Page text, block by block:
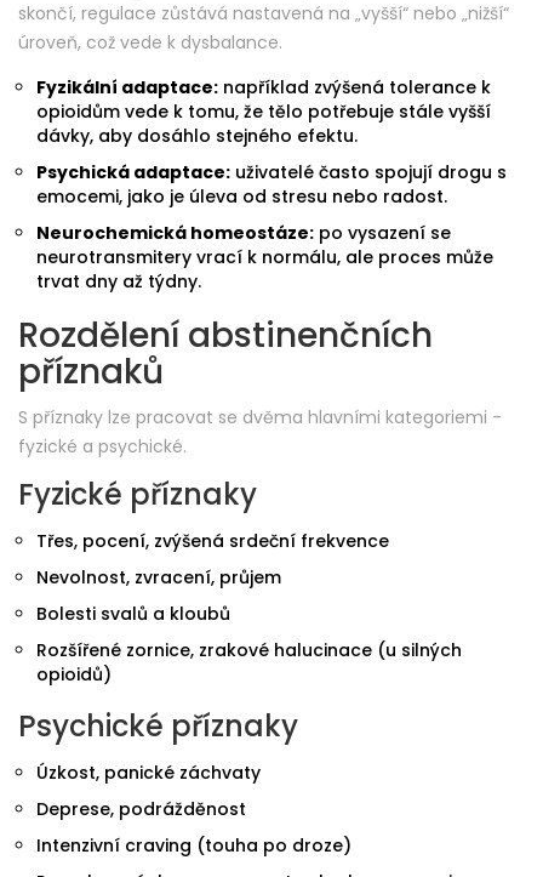
skončí, regulace zůstává nastavená na „vyšší“ nebo „nižší“
úroveň, což vede k dysbalance.
Fyzikální adaptace: například zvýšená tolerance k
opioidům vede k tomu, že tělo potřebuje stále vyšší
dávky, aby dosáhlo stejného efektu.
Psychická adaptace: uživatelé často spojují drogu s
emocemi, jako je úleva od stresu nebo radost.
Neurochemická homeostáze: po vysazení se
neurotransmitery vrací k normálu, ale proces může
trvat dny až týdny.
Rozdělení abstinenčních
příznaků
S příznaky lze pracovat se dvěma hlavními kategoriemi -
fyzické a psychické.
Fyzické příznaky
Třes, pocení, zvýšená srdeční frekvence
Nevolnost, zvracení, průjem
Bolesti svalů a kloubů
Rozšířené zornice, zrakové halucinace (u silných
opioidů)
Psychické příznaky
Úzkost, panické záchvaty
Deprese, podrážděnost
Intenzivní craving (touha po droze)